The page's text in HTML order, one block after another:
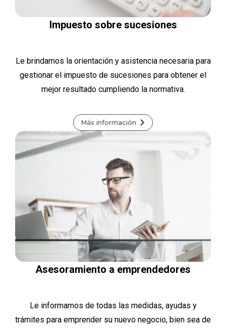
Impuesto sobre sucesiones
Le brindamos la orientación y asistencia necesaria para
gestionar el impuesto de sucesiones para obtener el
mejor resultado cumpliendo la normativa.
Más información
Asesoramiento a emprendedores
Le informamos de todas las medidas, ayudas y
trámites para emprender su nuevo negocio, bien sea de